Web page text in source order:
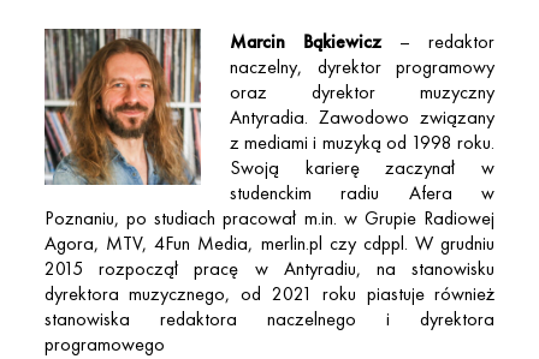
Marcin Bąkiewicz–redaktor
naczelny, dyrektor programowy
oraz dyrektor muzyczny
Antyradia. Zawodowo związany
z mediami i muzyką od 1998 roku.
Swoją karierę zaczynał w
studenckim radiu Afera w
Poznaniu, po studiach pracował m.in. w Grupie Radiowej
Agora, MTV, 4Fun Media, merlin.pl czy cdppl. W grudniu
2015 rozpoczął pracę w Antyradiu, na stanowisku
dyrektora muzycznego, od 2021 roku piastuje również
stanowiska redaktora naczelnego i dyrektora
programowego